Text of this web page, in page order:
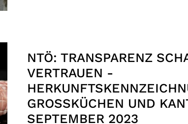
NTÖ: TRANSPARENZ
VERTRAUEN -
GROSSKÜCHEN UND
EPTEMBER 2023